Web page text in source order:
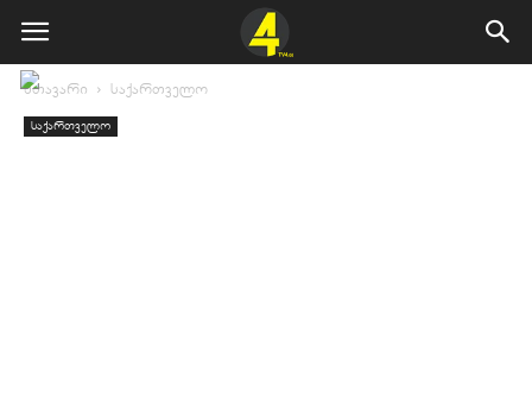
მთავარი საქართველო
საქართველო